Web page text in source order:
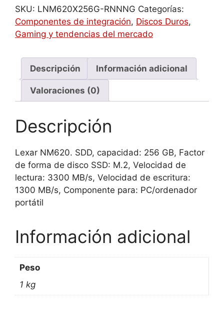
256
GB
PCI
3.0
TLC
NAND
cantidad
SKU: LNM620X256G-RNNNG Categorías:
Componentes de integración, Discos Duros,
Gaming y tendencias del mercado
Descripción Información adicional
Valoraciones (0)
Descripción
Lexar NM620. SDD, capacidad: 256 GB, Factor
de forma de disco SSD: M.2, Velocidad de
lectura: 3300 MB/s, Velocidad de escritura:
1300 MB/s, Componente para: PC/ordenador
portátil
Información adicional
Peso
1 kg